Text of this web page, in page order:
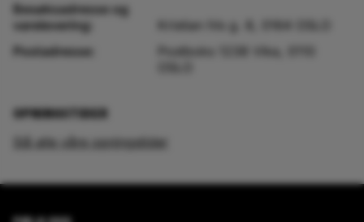
Besøksadresse og
varelevering:
Kristian IVs g. 8, 0164 OSLO
Postadresse:
OPNINGSTIDER
Sjå alle våre opningstider